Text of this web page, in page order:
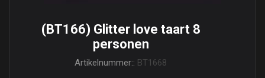
(BT166) Glitter love taart 8
personen
Artikelnummer:: BT1668